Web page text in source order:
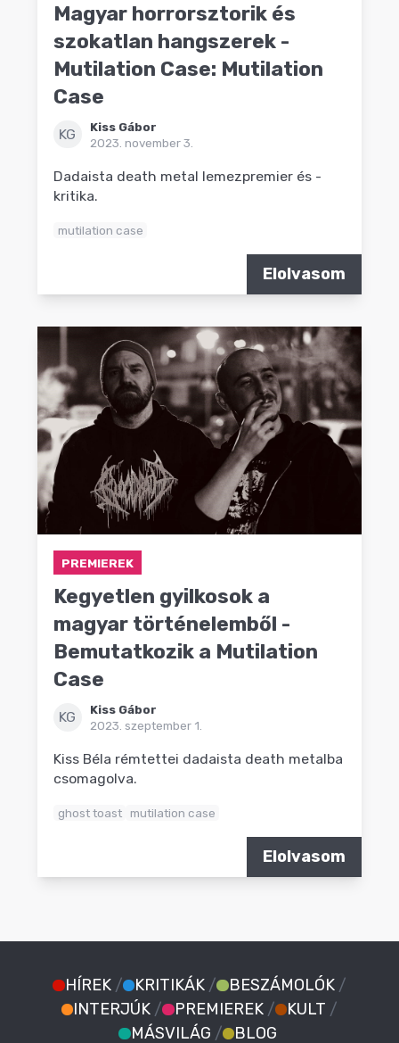
Magyar horrorsztorik és
szokatlan hangszerek -
Mutilation Case: Mutilation
Case
KG
Kiss Gábor
2023. november 3.
Dadaista death metal lemezpremier és -
kritika.
mutilation case
Elolvasom
PREMIEREK
Kegyetlen gyilkosok a
magyar történelemből -
Bemutatkozik a Mutilation
Case
KG
Kiss Gábor
2023. szeptember 1.
Kiss Béla rémtettei dadaista death metalba
csomagolva.
ghost toast mutilation case
Elolvasom
HÍREK / KRITIKÁK / BESZÁMOLÓK /
INTERJÚK / PREMIEREK / KULT /
MÁSVILÁG / BLOG